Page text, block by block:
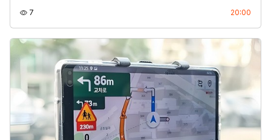
7 20:00